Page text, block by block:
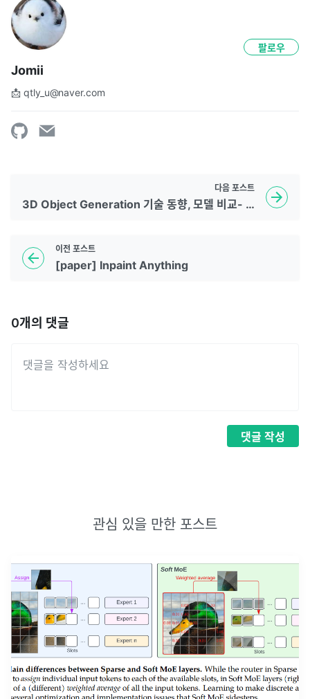
Jomii
📩 qtly_u@naver.com
팔로우
이전 포스트
[paper] Inpaint Anything
다음 포스트
3D Object Generation 기술 동향, 모델 비교- Zero123, MVDream, SyncDreamer
0개의 댓글
댓글 작성
관심 있을 만한 포스트